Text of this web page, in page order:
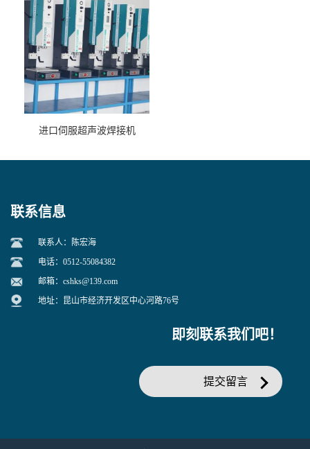
进口伺服超声波焊接机
联系信息
联系人：陈宏海
电话：0512-55084382
邮箱： cshks@139.com
地址：昆山市经济开发区中心河路76号
即刻联系我们吧！
提交留言